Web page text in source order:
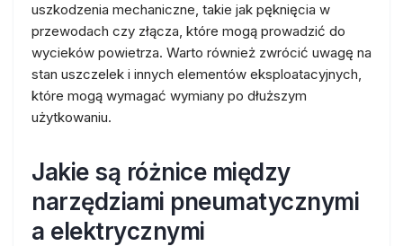
uszkodzenia mechaniczne, takie jak pęknięcia w
przewodach czy złącza, które mogą prowadzić do
wycieków powietrza. Warto również zwrócić uwagę na
stan uszczelek i innych elementów eksploatacyjnych,
które mogą wymagać wymiany po dłuższym
użytkowaniu.
Jakie są różnice między
narzędziami pneumatycznymi
a elektrycznymi